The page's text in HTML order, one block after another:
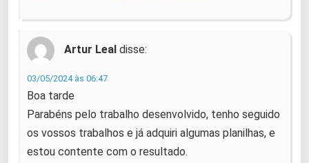
Artur Leal disse:
03/05/2024 às 06:47
Boa tarde
Parabéns pelo trabalho desenvolvido, tenho seguido
os vossos trabalhos e já adquiri algumas planilhas, e
estou contente com o resultado.